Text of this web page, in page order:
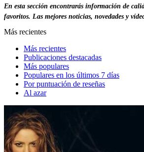
En esta sección encontrarás información de
favoritos. Las mejores noticias, novedades y
Más recientes
Más recientes
Publicaciones destacadas
Más populares
Populares en los últimos 7 días
Por puntuación de reseñas
Al azar